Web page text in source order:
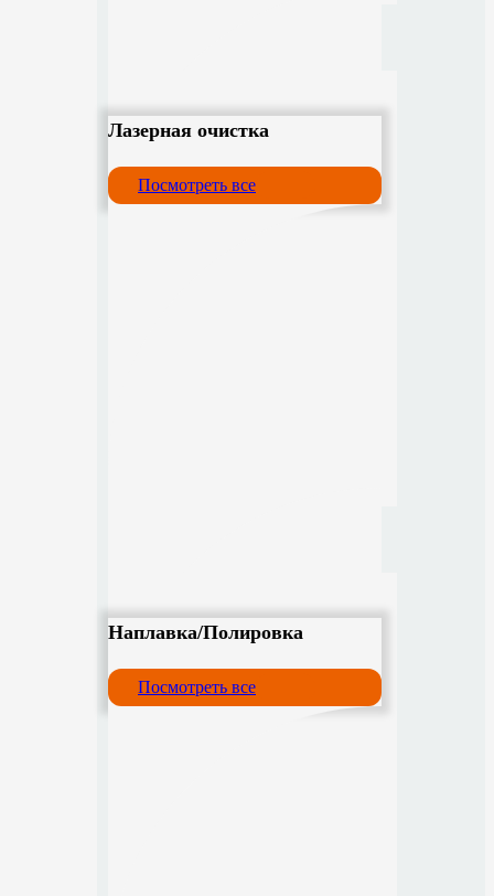
Лазерная очистка
Посмотреть все
Наплавка/Полировка
Посмотреть все